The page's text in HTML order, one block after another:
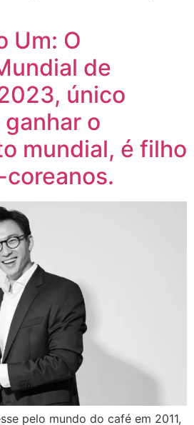
Um: O
de
único
o
mundial, é filho
pelo mundo do café em 2011,